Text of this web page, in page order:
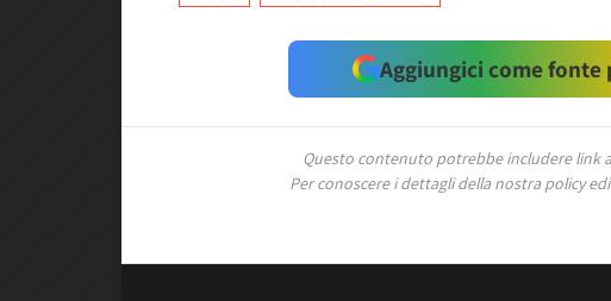
Aggiungici come fonte
Questo contenuto potrebbe includere link
Per conoscere i dettagli della nostra policy